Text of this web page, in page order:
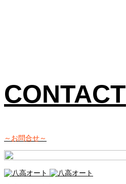
CONTACT
～お問合せ～